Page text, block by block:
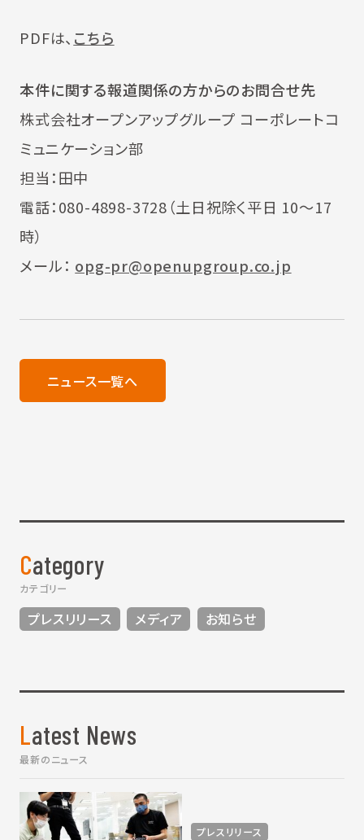
PDFは、 こちら
本件に関する報道関係の方からのお問合せ先
株式会社オープンアップグループ コーポレートコ
ミュニケーション部
担当：田中
電話：080-4898-3728（土日祝除く平日 10～17
時）
メール： opg-pr@openupgroup.co.jp
ニュース一覧へ
Category
カテゴリー
プレスリリース メディア お知らせ
Latest News
最新のニュース
プレスリリース